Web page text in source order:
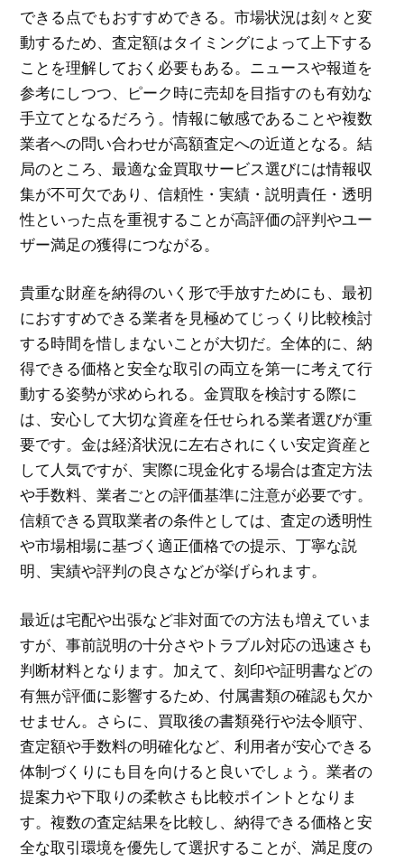
できる点でもおすすめできる。市場状況は刻々と変
動するため、査定額はタイミングによって上下する
ことを理解しておく必要もある。ニュースや報道を
参考にしつつ、ピーク時に売却を目指すのも有効な
手立てとなるだろう。情報に敏感であることや複数
業者への問い合わせが高額査定への近道となる。結
局のところ、最適な金買取サービス選びには情報収
集が不可欠であり、信頼性・実績・説明責任・透明
性といった点を重視することが高評価の評判やユー
ザー満足の獲得につながる。
貴重な財産を納得のいく形で手放すためにも、最初
におすすめできる業者を見極めてじっくり比較検討
する時間を惜しまないことが大切だ。全体的に、納
得できる価格と安全な取引の両立を第一に考えて行
動する姿勢が求められる。金買取を検討する際に
は、安心して大切な資産を任せられる業者選びが重
要です。金は経済状況に左右されにくい安定資産と
して人気ですが、実際に現金化する場合は査定方法
や手数料、業者ごとの評価基準に注意が必要です。
信頼できる買取業者の条件としては、査定の透明性
や市場相場に基づく適正価格での提示、丁寧な説
明、実績や評判の良さなどが挙げられます。
最近は宅配や出張など非対面での方法も増えていま
すが、事前説明の十分さやトラブル対応の迅速さも
判断材料となります。加えて、刻印や証明書などの
有無が評価に影響するため、付属書類の確認も欠か
せません。さらに、買取後の書類発行や法令順守、
査定額や手数料の明確化など、利用者が安心できる
体制づくりにも目を向けると良いでしょう。業者の
提案力や下取りの柔軟さも比較ポイントとなりま
す。複数の査定結果を比較し、納得できる価格と安
全な取引環境を優先して選択することが、満足度の